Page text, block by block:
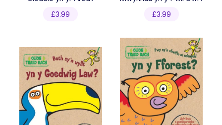
£3.99 £3.99